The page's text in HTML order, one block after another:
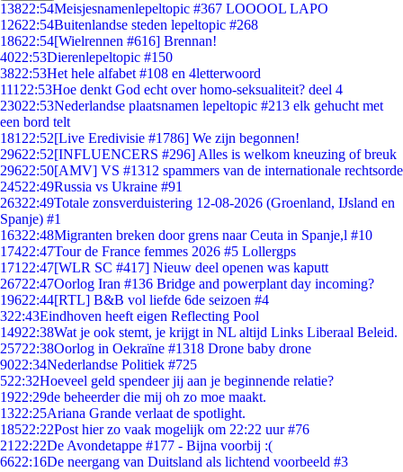
13822:54Meisjesnamenlepeltopic #367 LOOOOL LAPO
12622:54Buitenlandse steden lepeltopic #268
18622:54[Wielrennen #616] Brennan!
4022:53Dierenlepeltopic #150
3822:53Het hele alfabet #108 en 4letterwoord
111 22:53Hoe denkt God echt over homo-seksualiteit? deel 4
23022:53Nederlandse plaatsnamen lepeltopic #213 elk gehucht met
een bord telt
181 22:52[Live Eredivisie #1786] We zijn begonnen!
29622:52[INFLUENCERS #296] Alles is welkom kneuzing of breuk
29622:50[AMV] VS #1312 spammers van de internationale rechtsorde
24522:49Russia vs Ukraine #91
26322:49Totale zonsverduistering 12-08-2026 (Groenland, IJsland en
Spanje) #1
16322:48Migranten breken door grens naar Ceuta in Spanje,l #10
17422:47Tour de France femmes 2026 #5 Lollergps
171 22:47[WLR SC #417] Nieuw deel openen was kaputt
26722:47Oorlog Iran #136 Bridge and powerplant day incoming?
19622:44[RTL] B&B vol liefde 6de seizoen #4
322:43Eindhoven heeft eigen Reflecting Pool
14922:38Wat je ook stemt, je krijgt in NL altijd Links Liberaal Beleid.
25722:38Oorlog in Oekraïne #1318 Drone baby drone
9022:34Nederlandse Politiek #725
522:32Hoeveel geld spendeer jij aan je beginnende relatie?
1922:29de beheerder die mij oh zo moe maakt.
1322:25Ariana Grande verlaat de spotlight.
18522:22Post hier zo vaak mogelijk om 22:22 uur #76
21 22:22De Avondetappe #177 - Bijna voorbij :(
6622:16De neergang van Duitsland als lichtend voorbeeld #3